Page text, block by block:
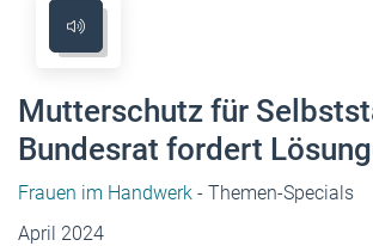
Mutterschutz für
Bundesrat fordert
Frauen im Handwerk - Themen-Specials
April 2024